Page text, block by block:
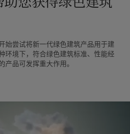
始尝试将新一代绿色建筑产品用于建
环境下，符合绿色建筑标准、性能经